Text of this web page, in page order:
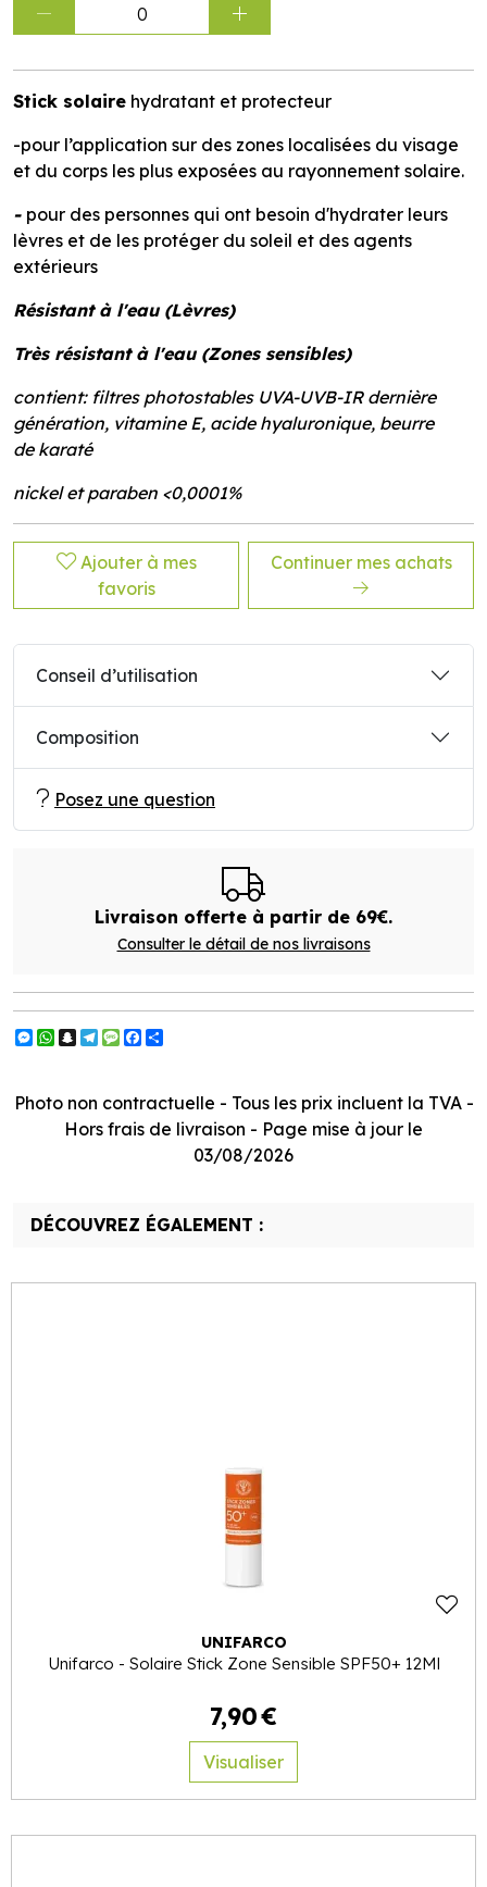
0
Stick solaire hydratant et protecteur
-pour l’application sur des zones localisées du visage
et du corps les plus exposées au rayonnement solaire.
​- pour des personnes qui ont besoin d'hydrater leurs
lèvres et de les protéger du soleil et des agents
extérieurs
Résistant à l'eau (Lèvres)
Très résistant à l'eau (Zones sensibles)
contient: filtres photostables UVA-UVB-IR dernière
génération, vitamine E, acide hyaluronique, beurre
de karaté
nickel et paraben <0,0001%
Ajouter à mes
favoris
Continuer mes achats
Conseil d’utilisation
Composition
Posez une question
Livraison offerte à partir de 69€.
Consulter le détail de nos livraisons
Messenger
WhatsApp
Snapchat
Telegram
Message
Facebook
Photo non contractuelle - Tous les prix incluent la TVA -
Hors frais de livraison - Page mise à jour le
03/08/2026
DÉCOUVREZ ÉGALEMENT :
UNIFARCO
Unifarco - Solaire Stick Zone Sensible SPF50+ 12Ml
7,90€
Visualiser